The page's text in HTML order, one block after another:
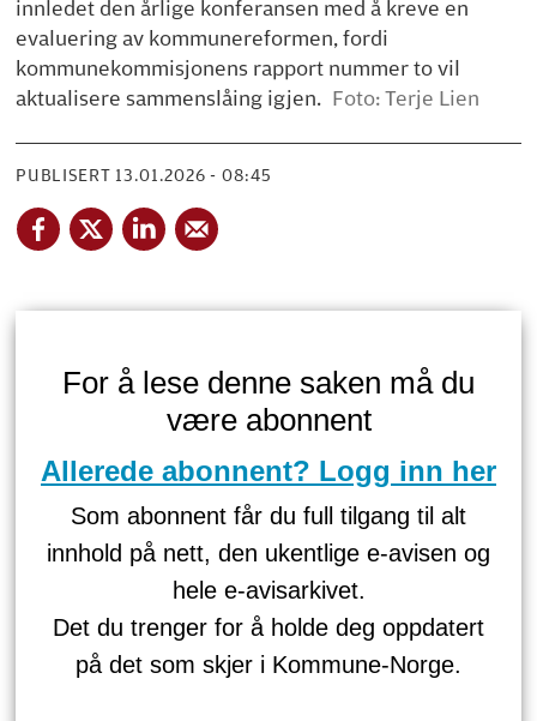
innledet den årlige konferansen med å kreve en
evaluering av kommunereformen, fordi
kommunekommisjonens rapport nummer to vil
aktualisere sammenslåing igjen. Foto: Terje Lien
PUBLISERT 13.01.2026 - 08:45
For å lese denne saken må du
være abonnent
Allerede abonnent? Logg inn her
Som abonnent får du full tilgang til alt
innhold på nett, den ukentlige e-avisen og
hele e-avisarkivet.
Det du trenger for å holde deg oppdatert
på det som skjer i Kommune-Norge.